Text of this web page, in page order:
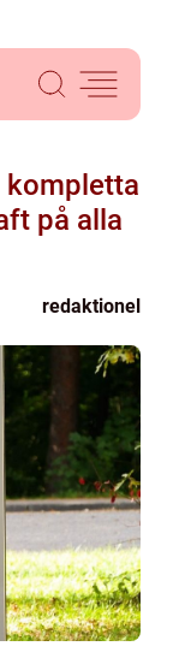
kompletta
på alla
redaktionel